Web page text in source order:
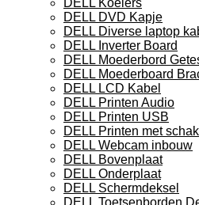
DELL Koelers
DELL DVD Kapje
DELL Diverse laptop
DELL Inverter Board
DELL Moederbord
DELL Moederboard
DELL LCD Kabel
DELL Printen Audio
DELL Printen USB
DELL Printen met
DELL Webcam inbouw
DELL Bovenplaat
DELL Onderplaat
DELL Schermdeksel
DELL Toetsenborden